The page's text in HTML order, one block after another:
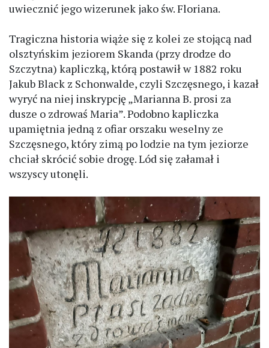
uwiecznić jego wizerunek jako św. Floriana.
Tragiczna historia wiąże się z kolei ze stojącą nad
olsztyńskim jeziorem Skanda (przy drodze do
Szczytna) kapliczką, którą postawił w 1882 roku
Jakub Black z Schonwalde, czyli Szczęsnego, i kazał
wyryć na niej inskrypcję „Marianna B. prosi za
dusze o zdrowaś Maria”. Podobno kapliczka
upamiętnia jedną z ofiar orszaku weselny ze
Szczęsnego, który zimą po lodzie na tym jeziorze
chciał skrócić sobie drogę. Lód się załamał i
wszyscy utonęli.